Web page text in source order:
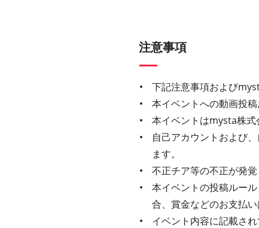
注意事項
下記注意事項および
本イベントへの動画投
本イベントはmysta株式
自己アカウントおよび
ます。
不正チア等の不正が発
本イベントの投稿ルー
合、賞金などのお支払い
イベント内容に記載さ